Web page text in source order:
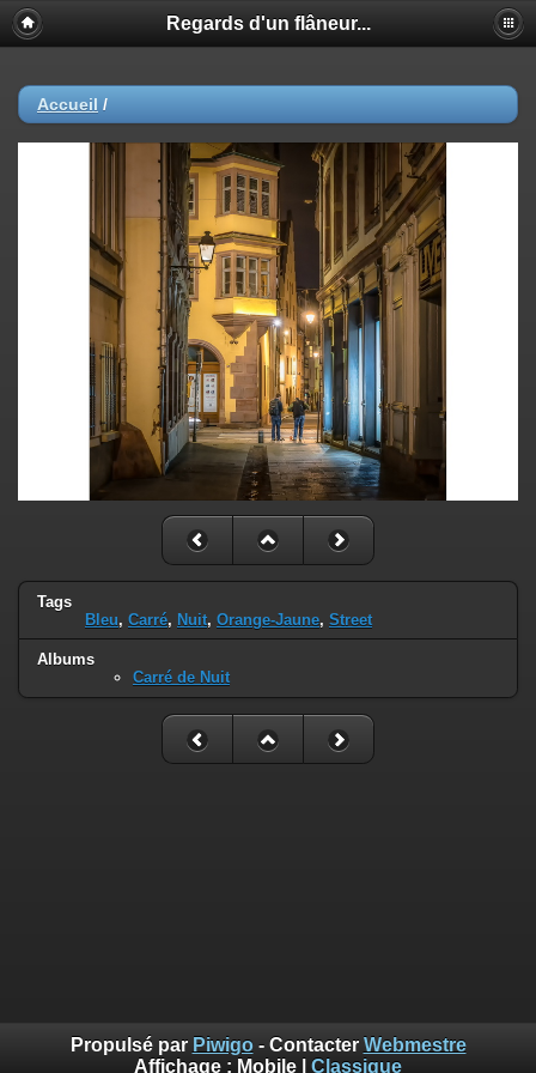
Regards d'un flâneur...
Accueil /
Tags
Bleu, Carré, Nuit, Orange-Jaune, Street
Albums
Carré de Nuit
Propulsé par Piwigo- Contacter Webmestre
Affichage : Mobile Classique